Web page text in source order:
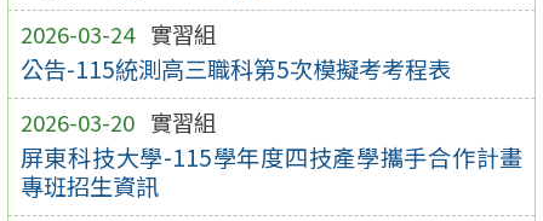
2026-03-24 實習組
公告-115統測高三職科第5次模擬考考程表
2026-03-20 實習組
屏東科技大學-115學年度四技產學攜手合作計畫
專班招生資訊